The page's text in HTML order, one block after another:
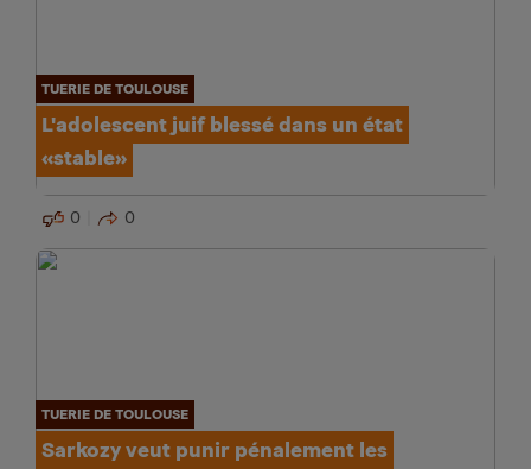
TUERIE DE TOULOUSE
L'adolescent juif blessé dans un état
«stable»
0 0
TUERIE DE TOULOUSE
Sarkozy veut punir pénalement les